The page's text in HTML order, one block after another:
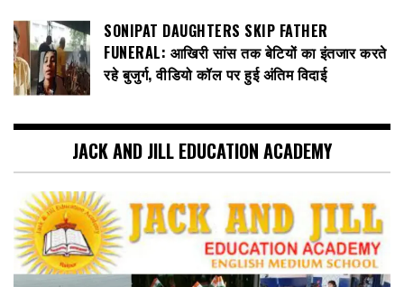
SONIPAT DAUGHTERS SKIP FATHER
FUNERAL: आखिरी सांस तक बेटियों का इंतजार करते
रहे बुजुर्ग, वीडियो कॉल पर हुई अंतिम विदाई
JACK AND JILL EDUCATION ACADEMY